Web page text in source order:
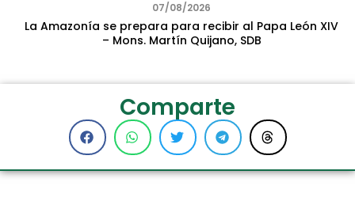
07/08/2026
La Amazonía se prepara para recibir al Papa León XIV
– Mons. Martín Quijano, SDB
Comparte